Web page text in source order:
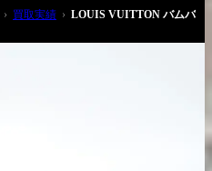
買取実績 LOUIS VUITTON バムバッ